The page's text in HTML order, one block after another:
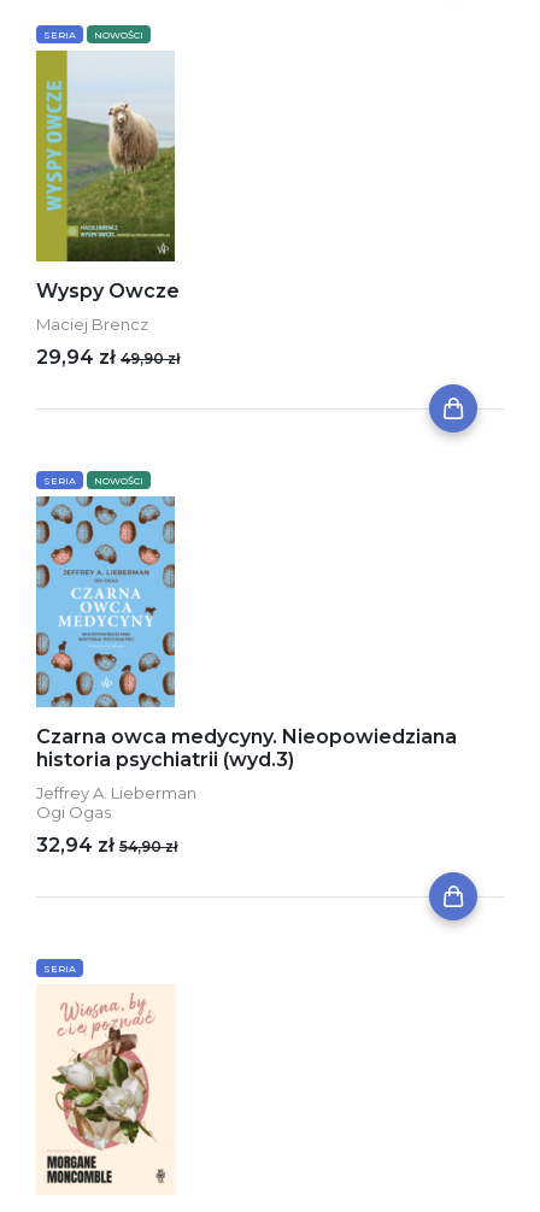
SERIA NOWOŚCI
Wyspy Owcze
Maciej Brencz
29,94 zł 49,90 zł
SERIA NOWOŚCI
Czarna owca medycyny. Nieopowiedziana
historia psychiatrii (wyd.3)
Jeffrey A. Lieberman
Ogi Ogas
32,94 zł 54,90 zł
SERIA